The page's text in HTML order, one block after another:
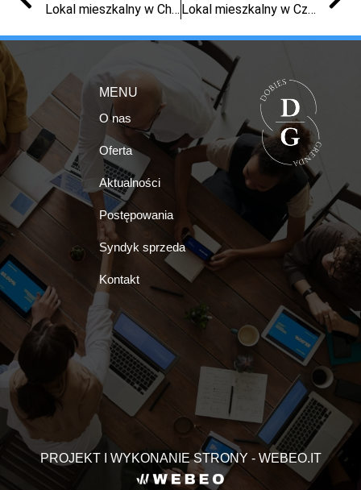
Lokal mieszkalny w Chełmnie, ul. Toruńska Lokal mieszkalny w Czernikówku
MENU
O nas
Oferta
Aktualności
Postępowania
Syndyk sprzeda
Kontakt
PROJEKT I WYKONANIE STRONY - WEBEO.IT